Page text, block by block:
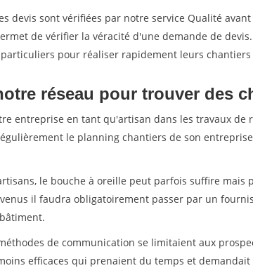
devis sont vérifiées par notre service Qualité
de vérifier la véracité d'une demande de
pour réaliser rapidement leurs chantiers
réseau pour trouver des
entreprise en tant qu'artisan dans les travaux de
le planning chantiers de son
le bouche à oreille peut parfois suffire mais
il faudra obligatoirement passer par un
de communication se limitaient aux
efficaces qui prenaient du temps et